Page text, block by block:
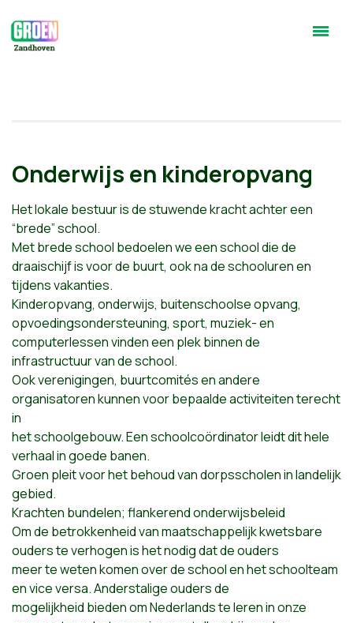
Onderwijs en kinderopvang
Het lokale bestuur is de stuwende kracht achter een
“brede” school.
Met brede school bedoelen we een school die de
draaischijf is voor de buurt, ook na de schooluren en
tijdens vakanties.
Kinderopvang, onderwijs, buitenschoolse opvang,
opvoedingsondersteuning, sport, muziek- en
computerlessen vinden een plek binnen de
infrastructuur van de school.
Ook verenigingen, buurtcomités en andere
organisatoren kunnen voor bepaalde activiteiten terecht
in
het schoolgebouw. Een schoolcoördinator leidt dit hele
verhaal in goede banen.
Groen pleit voor het behoud van dorpsscholen in landelijk
gebied.
Krachten bundelen; flankerend onderwijsbeleid
Om de betrokkenheid van maatschappelijk kwetsbare
ouders te verhogen is het nodig dat de ouders
meer te weten komen over de school en het schoolteam
en vice versa. Anderstalige ouders de
mogelijkheid bieden om Nederlands te leren in onze